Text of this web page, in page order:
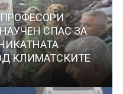
СПАС ЗА
КЛИМАТСКИТЕ